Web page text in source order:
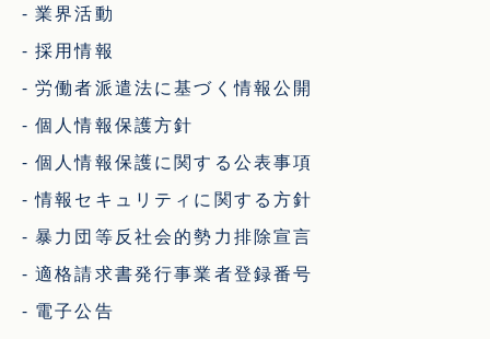
業界活動
採用情報
労働者派遣法に基づく情報公開
個人情報保護方針
個人情報保護に関する公表事項
情報セキュリティに関する方針
暴力団等反社会的勢力排除宣言
適格請求書発行事業者登録番号
電子公告